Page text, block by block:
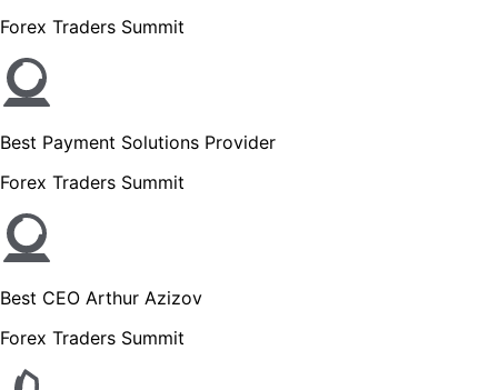
Forex Traders Summit
Best Payment Solutions Provider
Forex Traders Summit
Best CEO Arthur Azizov
Forex Traders Summit